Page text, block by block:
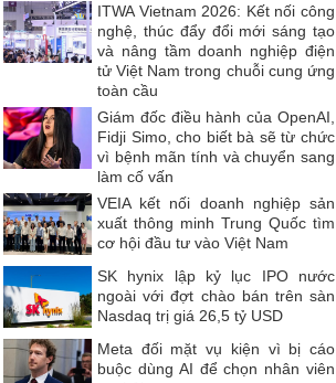
ITWA Vietnam 2026: Kết nối công
nghệ, thúc đẩy đổi mới sáng tạo
và nâng tầm doanh nghiệp điện
tử Việt Nam trong chuỗi cung ứng
toàn cầu
Giám đốc điều hành của OpenAI,
Fidji Simo, cho biết bà sẽ từ chức
vì bệnh mãn tính và chuyển sang
làm cố vấn
VEIA kết nối doanh nghiệp sản
xuất thông minh Trung Quốc tìm
cơ hội đầu tư vào Việt Nam
SK hynix lập kỷ lục IPO nước
ngoài với đợt chào bán trên sàn
Nasdaq trị giá 26,5 tỷ USD
Meta đối mặt vụ kiện vì bị cáo
buộc dùng AI để chọn nhân viên